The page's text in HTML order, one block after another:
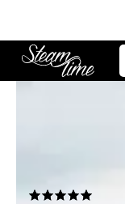
Steam time
E-Zigarette